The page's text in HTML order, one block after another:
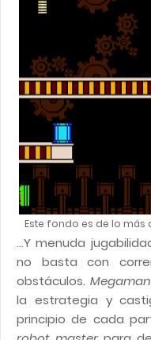
Este fondo es de lo más
...Y menuda
no basta con
obstáculos. Megaman
la estrategia y
principio de cada